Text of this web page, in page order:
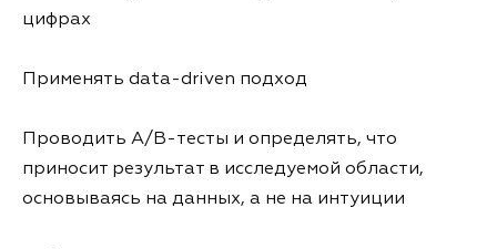
цифрах
Применять data-driven подход
Проводить A/B-тесты и определять, что
приносит результат в исследуемой области,
основываясь на данных, а не на интуиции